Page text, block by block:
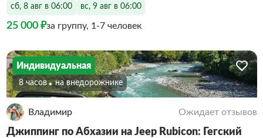
сб, 8 авг в 06:00 вс, 9 авг в 06:00
25 000 ₽за группу, 1-7 человек
Индивидуальная
8 часов На внедорожнике
Владимир Ожидает отзывов
Джиппинг по Абхазии на Jeep Rubicon: Гегский